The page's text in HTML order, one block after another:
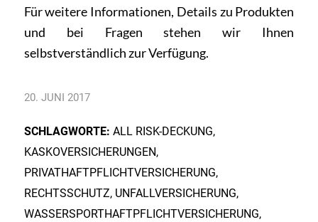
Für weitere Informationen, Details zu Produkten
und bei Fragenstehen wir Ihnen
selbstverständlich zur Verfügung.
20. JUNI 2017
SCHLAGWORTE: ALL RISK-DECKUNG,
KASKOVERSICHERUNGEN,
PRIVATHAFTPFLICHTVERSICHERUNG,
RECHTSSCHUTZ, UNFALLVERSICHERUNG,
WASSERSPORTHAFTPFLICHTVERSICHERUNG,